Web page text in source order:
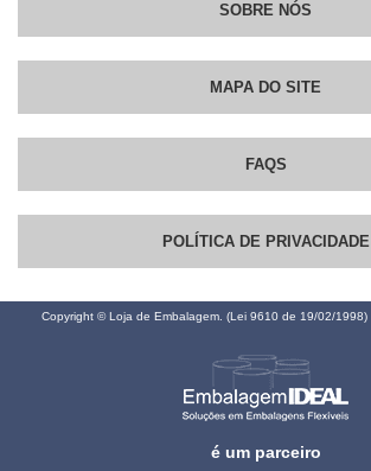
SOBRE NÓS
MAPA DO SITE
FAQS
POLÍTICA DE PRIVACIDADE
Copyright © Loja de Embalagem. (Lei 9610 de 19/02/1998)
é um parceiro